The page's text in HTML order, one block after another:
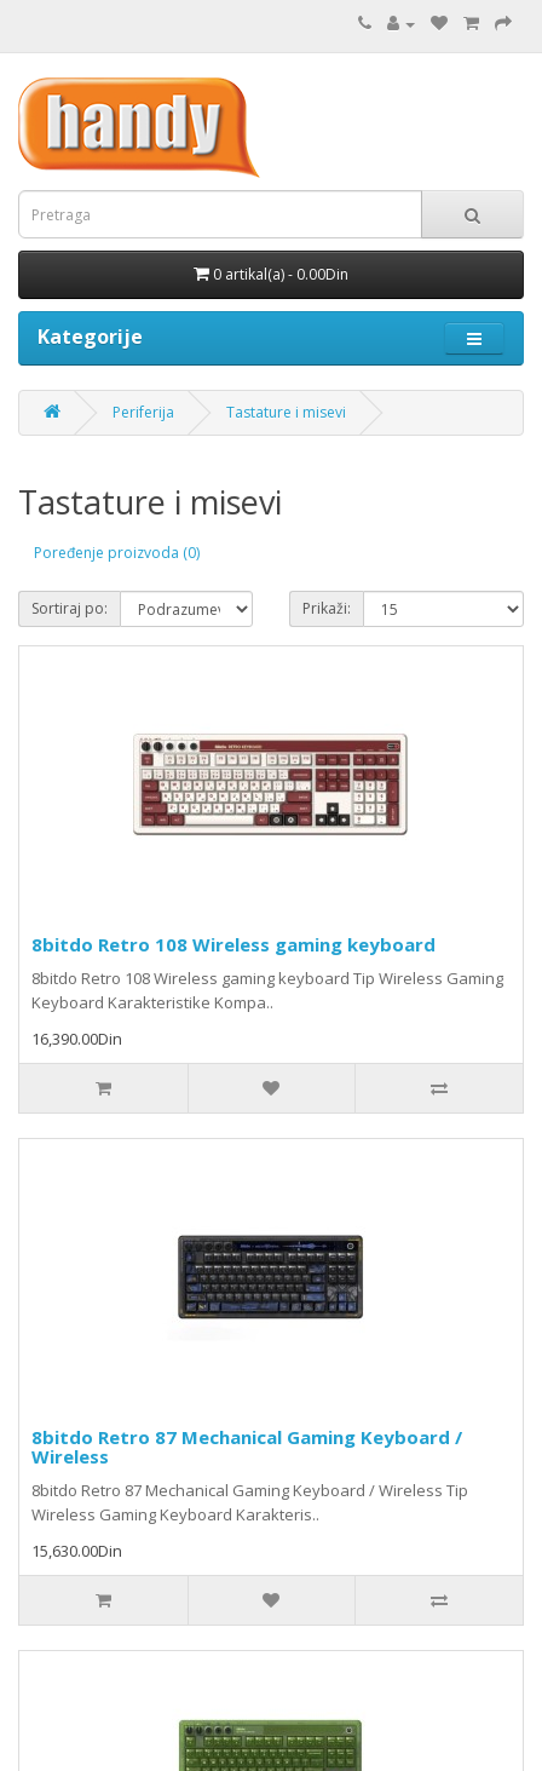
0 artikal(a) - 0.00Din
Kategorije
Periferija Tastature i misevi
Tastature i misevi
Poređenje proizvoda (0)
Sortiraj po: Prikaži:
8bitdo Retro 108 Wireless gaming keyboard
8bitdo Retro 108 Wireless gaming keyboard Tip Wireless Gaming
Keyboard Karakteristike Kompa..
16,390.00Din
8bitdo Retro 87 Mechanical Gaming Keyboard /
Wireless
8bitdo Retro 87 Mechanical Gaming Keyboard / Wireless Tip
Wireless Gaming Keyboard Karakteris..
15,630.00Din